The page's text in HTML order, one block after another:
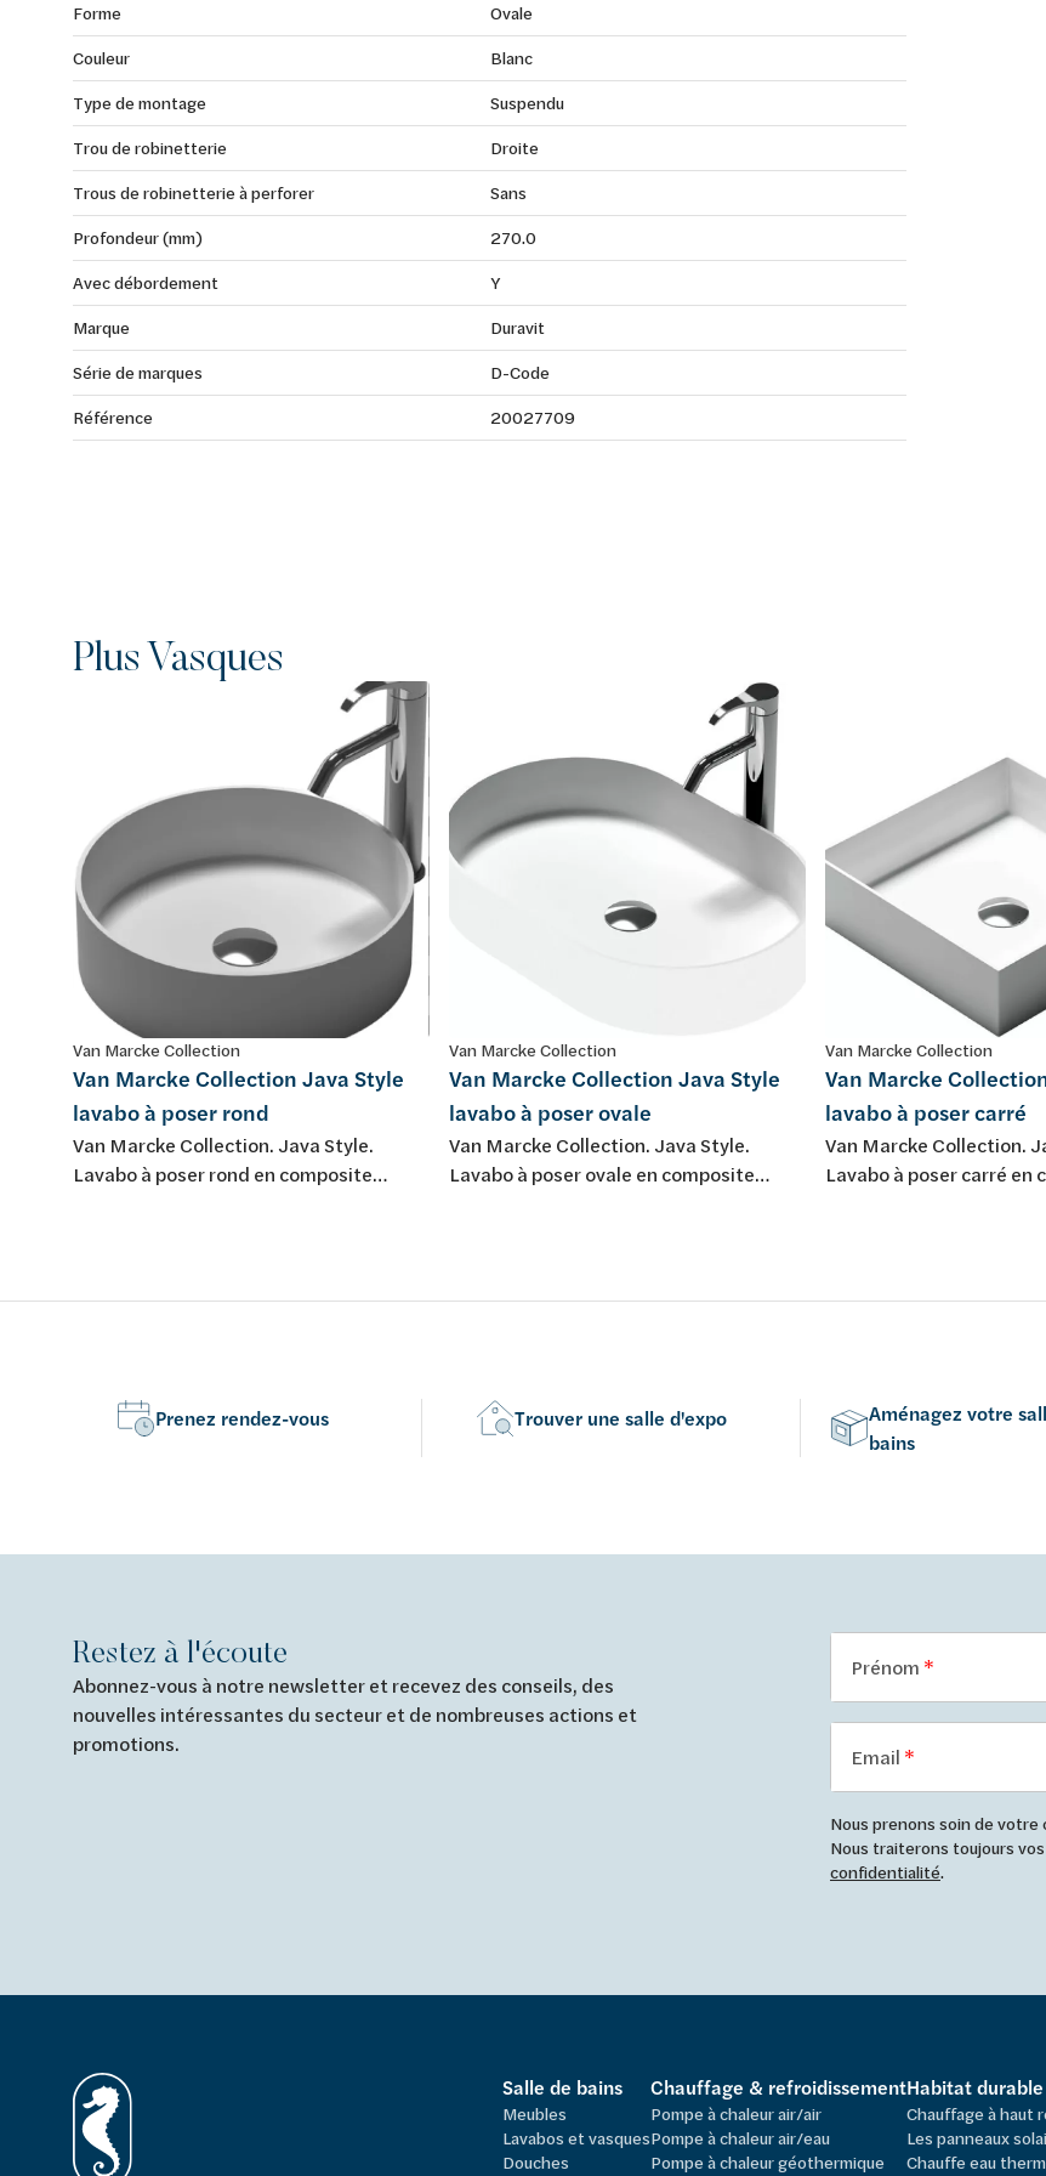
Forme
Ovale
Couleur
Blanc
Type de montage
Suspendu
Trou de robinetterie
Droite
Trous de robinetterie à perforer
Sans
Profondeur (mm)
270.0
Avec débordement
Y
Marque
Duravit
Série de marques
D-Code
Référence
20027709
Plus Vasques
Van Marcke Collection
Van Marcke Collection Java Style
lavabo à poser rond
Van Marcke Collection. Java Style.
Lavabo à poser rond en composite
Van Marcke Collection
Van Marcke Collection Java Style
lavabo à poser ovale
Van Marcke Collection. Java Style.
Lavabo à poser ovale en composite
Van Marcke Collection
Van Marcke
lavabo à poser carré
Van Marcke Collection.
Lavabo à poser carré en
Prenez rendez-vous Trouver une salle d'expo
Aménagez votre
bains
Restez à l'écoute
Abonnez-vous à notre newsletter et recevez des conseils, des
nouvelles intéressantes du secteur et de nombreuses actions et
promotions.
Prénom
Email
Nous prenons soin de
Nous traiterons toujours
confidentialité.
Salle de bains
Meubles
Lavabos et vasques
Douches
Chauffage & refroidissement
Pompe à chaleur air/air
Pompe à chaleur air/eau
Pompe à chaleur géothermique
Habitat durable
Chauffage à haut
Les panneaux
Chauffe eau